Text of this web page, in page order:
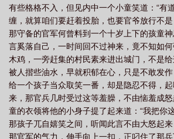
有些格格不入，但见内中一个小童笑道：“有
缠，就算咱们要赶着投胎，也要官爷放行不是
那守备的官军何曾料到一个十岁上下的孩童
言奚落自己，一时间回不过神来，竟不知如
木鸡，一旁赶集的村民素来进出城门，不是
被人揩些油水，早就积郁在心，只是不敢发作
给一个孩子当众取笑一番，却是隐忍不得，
来，那官兵几时受过这等羞臊，不由恼羞成
童的衣领将他的小身子提了起来道：“我把你
那孩子兀自嬉笑之间，听闻此言不由大怒起
那官军的气力，伸手向上一扣，正叼住了那